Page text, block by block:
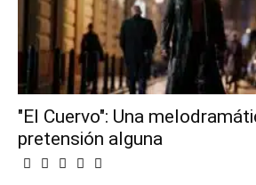
"El Cuervo": Una
pretensión alguna